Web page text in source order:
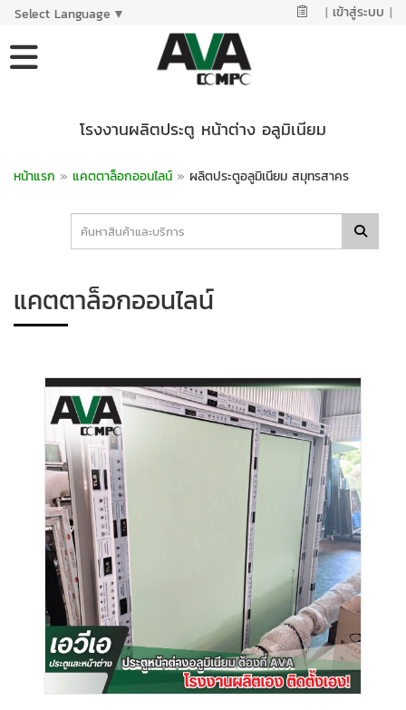
Select Language ▼ | เข้าสู่ระบบ |
โรงงานผลิตประตู หน้าต่าง อลูมิเนียม
หน้าแรก » แคตตาล็อกออนไลน์ » ผลิตประตูอลูมิเนียม สมุทรสาคร
แคตตาล็อกออนไลน์